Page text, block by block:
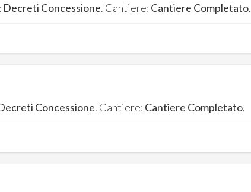
Decreti Concessione. Cantiere: Cantiere Completato.
Concessione. Cantiere: Cantiere Completato.